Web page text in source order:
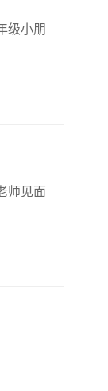
级小朋
师见面